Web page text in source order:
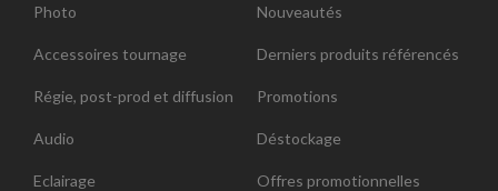
Photo
Accessoires tournage
Régie, post-prod et diffusion
Audio
Eclairage
Nouveautés
Derniers produits référencés
Promotions
Déstockage
Offres promotionnelles